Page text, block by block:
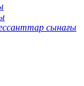
сынағы